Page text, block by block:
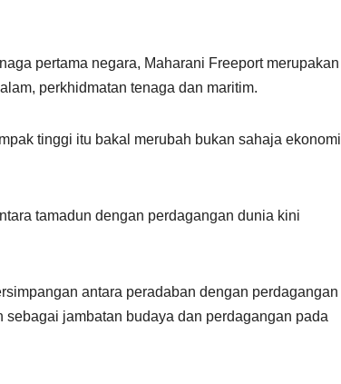
pertama negara, Maharani Freeport merupakan
perkhidmatan tenaga dan maritim.
tinggi itu bakal merubah bukan sahaja ekonomi
tamadun dengan perdagangan dunia kini
antara peradaban dengan perdagangan
jambatan budaya dan perdagangan pada